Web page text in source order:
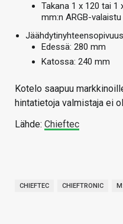
Takana 1 x 120 tai 1
mm:n ARGB-
Edessä: 280 mm
Katossa: 240 mm
Kotelo saapuu
hintatietoja valmistaja ei
Lähde: Chieftec
CHIEFTEC CHIEFTRONIC